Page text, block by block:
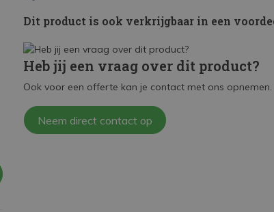
Dit product is ook verkrijgbaar in een
Heb jij een vraag over dit product?
Ook voor een offerte kan je contact met ons opnemen.
Neem direct contact op